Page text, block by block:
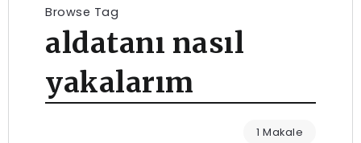
Browse Tag
aldatanı nasıl
yakalarım
1 Makale